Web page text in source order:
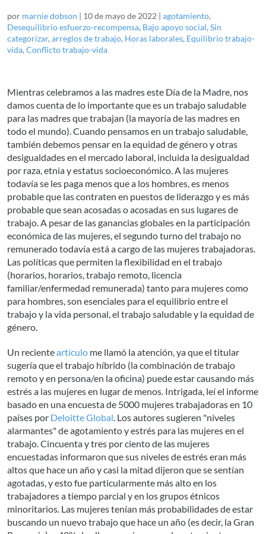
por marnie dobson | 10 de mayo de 2022 | agotamiento,
Desequilibrio esfuerzo-recompensa, Bajo apoyo social, Sin
categorizar, arreglos de trabajo, Horas laborales, Equilibrio trabajo-
vida, Conflicto trabajo-vida
Mientras celebramos a las madres este Día de la Madre, nos
damos cuenta de lo importante que es un trabajo saludable
para las madres que trabajan (la mayoría de las madres en
todo el mundo). Cuando pensamos en un trabajo saludable,
también debemos pensar en la equidad de género y otras
desigualdades en el mercado laboral, incluida la desigualdad
por raza, etnia y estatus socioeconómico. A las mujeres
todavía se les paga menos que a los hombres, es menos
probable que las contraten en puestos de liderazgo y es más
probable que sean acosadas o acosadas en sus lugares de
trabajo. A pesar de las ganancias globales en la participación
económica de las mujeres, el segundo turno del trabajo no
remunerado todavía está a cargo de las mujeres trabajadoras.
Las políticas que permiten la flexibilidad en el trabajo
(horarios, horarios, trabajo remoto, licencia
familiar/enfermedad remunerada) tanto para mujeres como
para hombres, son esenciales para el equilibrio entre el
trabajo y la vida personal, el trabajo saludable y la equidad de
género.
Un recienteartículo me llamó la atención, ya que el titular
sugería que el trabajo híbrido (la combinación de trabajo
remoto y en persona/en la oficina) puede estar causando más
estrés a las mujeres en lugar de menos. Intrigada, leí el informe
basado en una encuesta de 5000 mujeres trabajadoras en 10
países por Deloitte Global. Los autores sugieren "niveles
alarmantes" de agotamiento y estrés para las mujeres en el
trabajo. Cincuenta y tres por ciento de las mujeres
encuestadas informaron que sus niveles de estrés eran más
altos que hace un año y casi la mitad dijeron que se sentían
agotadas, y esto fue particularmente más alto en los
trabajadores a tiempo parcial y en los grupos étnicos
minoritarios. Las mujeres tenían más probabilidades de estar
buscando un nuevo trabajo que hace un año (es decir, la Gran